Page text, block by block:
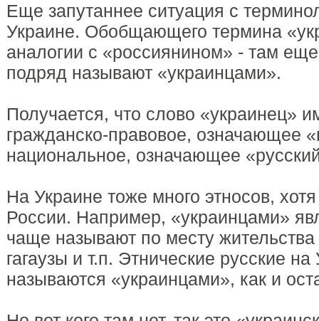
Еще запутаннее ситуация с
Украине. Обобщающего термина
аналогии с «россиянином» - там
подряд называют «украинцами».
Получается, что слово «украинец»
гражданско-правовое, означающее
национальное, означающее
На Украине тоже много этносов,
России. Например, «украинцами»
чаще называют по месту
гагаузы и т.п. Этнические русские
называются «украинцами», как и